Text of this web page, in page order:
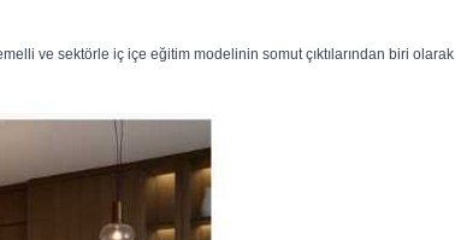
ve sektörle iç içe eğitim modelinin somut çıktılarından biri olarak